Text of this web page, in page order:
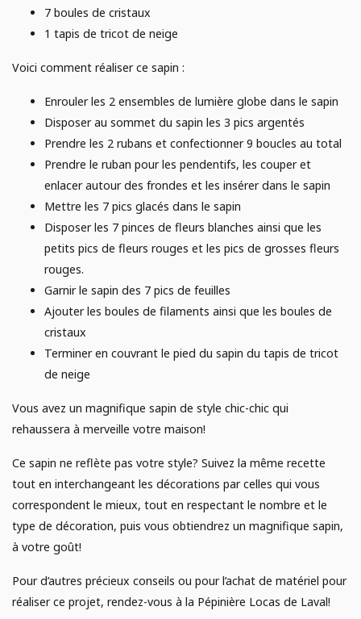
7 boules de cristaux
1 tapis de tricot de neige
Voici comment réaliser ce sapin :
Enrouler les 2 ensembles de lumière globe dans le sapin
Disposer au sommet du sapin les 3 pics argentés
Prendre les 2 rubans et confectionner 9 boucles au total
Prendre le ruban pour les pendentifs, les couper et
enlacer autour des frondes et les insérer dans le sapin
Mettre les 7 pics glacés dans le sapin
Disposer les 7 pinces de fleurs blanches ainsi que les
petits pics de fleurs rouges et les pics de grosses fleurs
rouges.
Garnir le sapin des 7 pics de feuilles
Ajouter les boules de filaments ainsi que les boules de
cristaux
Terminer en couvrant le pied du sapin du tapis de tricot
de neige
Vous avez un magnifique sapin de style chic-chic qui
rehaussera à merveille votre maison!
Ce sapin ne reflète pas votre style? Suivez la même recette
tout en interchangeant les décorations par celles qui vous
correspondent le mieux, tout en respectant le nombre et le
type de décoration, puis vous obtiendrez un magnifique sapin,
à votre goût!
Pour d’autres précieux conseils ou pour l’achat de matériel pour
réaliser ce projet, rendez-vous à la Pépinière Locas de Laval!